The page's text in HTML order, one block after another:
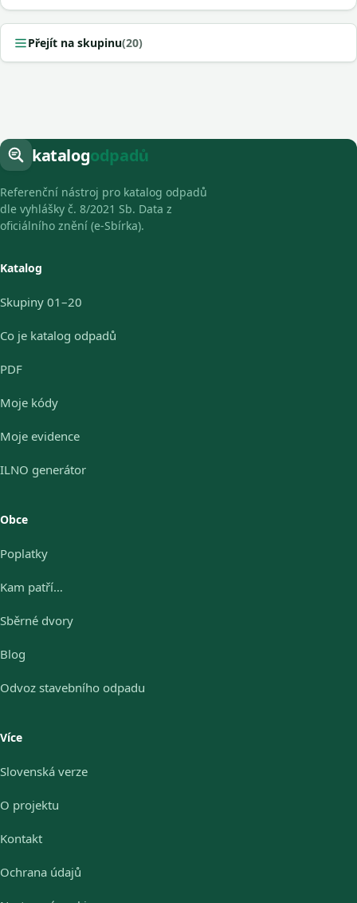
Přejít na skupinu(20)
katalogodpadů
Referenční nástroj pro katalog odpadů
dle vyhlášky č. 8/2021 Sb. Data z
oficiálního znění (e-Sbírka).
Katalog
Skupiny 01–20
Co je katalog odpadů
PDF
Moje kódy
Moje evidence
ILNO generátor
Obce
Poplatky
Kam patří…
Sběrné dvory
Blog
Odvoz stavebního odpadu
Více
Slovenská verze
O projektu
Kontakt
Ochrana údajů